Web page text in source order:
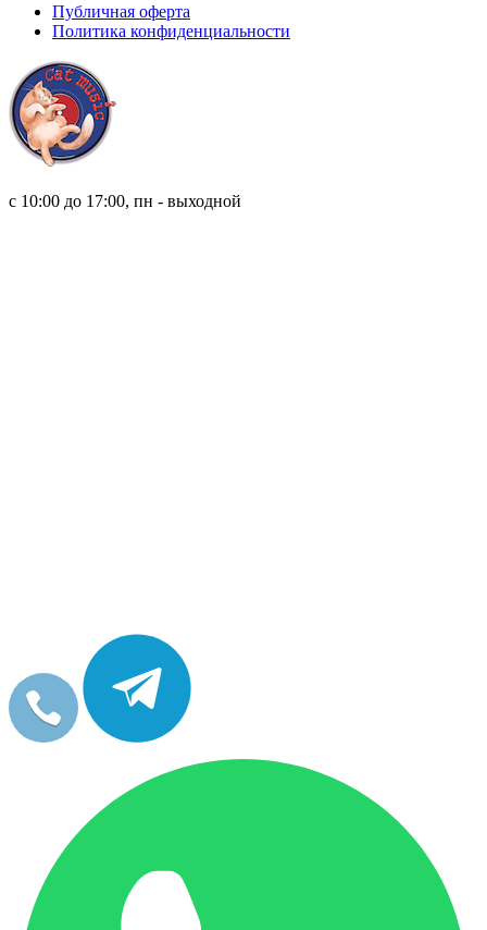
Публичная оферта
Политика конфиденциальности
с 10:00 до 17:00, пн - выходной